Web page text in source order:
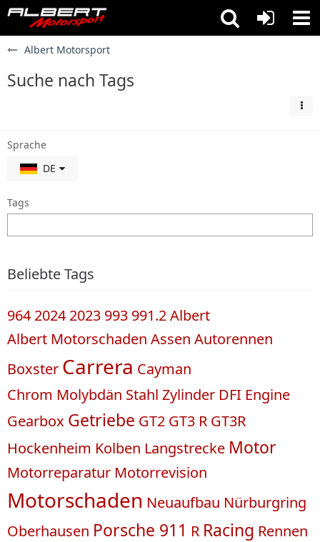
Albert Motorsport
Suche nach Tags
Sprache
DE
Tags
Beliebte Tags
964 2024 2023 993 991.2Albert
Albert Motorschaden Assen Autorennen
Boxster Carrera Cayman
Chrom Molybdän Stahl Zylinder DFI Engine
Gearbox Getriebe GT2 GT3 R GT3R
Hockenheim Kolben Langstrecke Motor
Motorreparatur Motorrevision
Motorschaden Neuaufbau Nürburgring
Oberhausen Porsche 911 R Racing Rennen